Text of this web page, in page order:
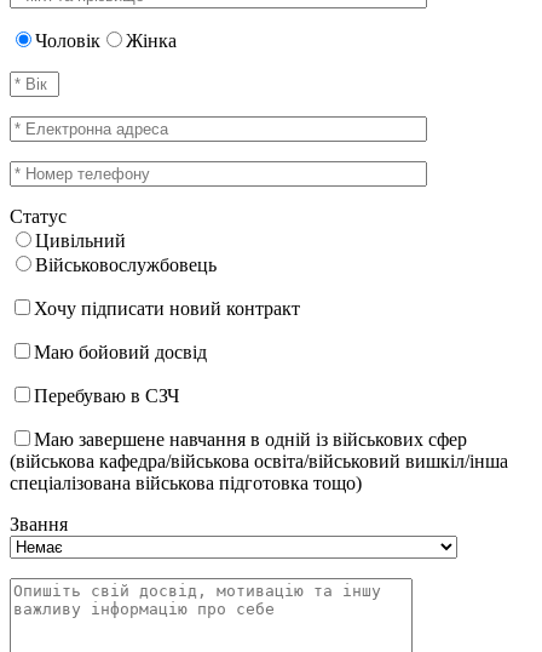
Чоловік Жінка
Статус
Цивільний
Військовослужбовець
Хочу підписати новий контракт
Маю бойовий досвід
Перебуваю в СЗЧ
Маю завершене навчання в одній із військових сфер
(військова кафедра/військова освіта/військовий вишкіл/інша
спеціалізована військова підготовка тощо)
Звання